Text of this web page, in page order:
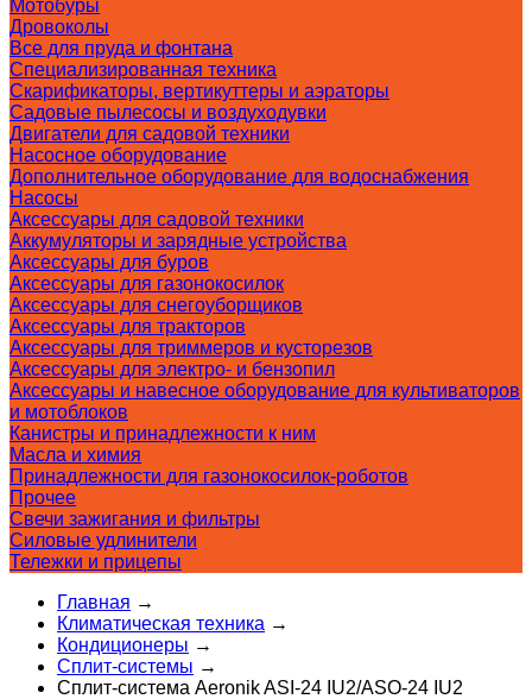
Мотобуры
Дровоколы
Все для пруда и фонтана
Специализированная техника
Скарификаторы, вертикуттеры и аэраторы
Садовые пылесосы и воздуходувки
Двигатели для садовой техники
Насосное оборудование
Дополнительное оборудование для водоснабжения
Насосы
Аксессуары для садовой техники
Аккумуляторы и зарядные устройства
Аксессуары для буров
Аксессуары для газонокосилок
Аксессуары для снегоуборщиков
Аксессуары для тракторов
Аксессуары для триммеров и кусторезов
Аксессуары для электро- и бензопил
Аксессуары и навесное оборудование для культиваторов
и мотоблоков
Канистры и принадлежности к ним
Масла и химия
Принадлежности для газонокосилок-роботов
Прочее
Свечи зажигания и фильтры
Силовые удлинители
Тележки и прицепы
Главная →
Климатическая техника →
Кондиционеры →
Сплит-системы →
Сплит-система Aeronik ASI-24 IU2/ASO-24 IU2